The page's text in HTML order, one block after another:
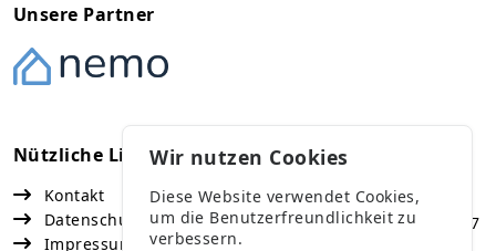
Unsere Partner
Nützliche Links
Kontakt
Datenschutz
Impressum
Kontakt
Vaduz
Fürst Franz Josef Strasse 67
Wir nutzen Cookies
Diese Website verwendet Cookies,
um die Benutzerfreundlichkeit zu
verbessern.